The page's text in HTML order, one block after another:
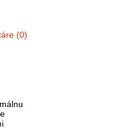
(0)